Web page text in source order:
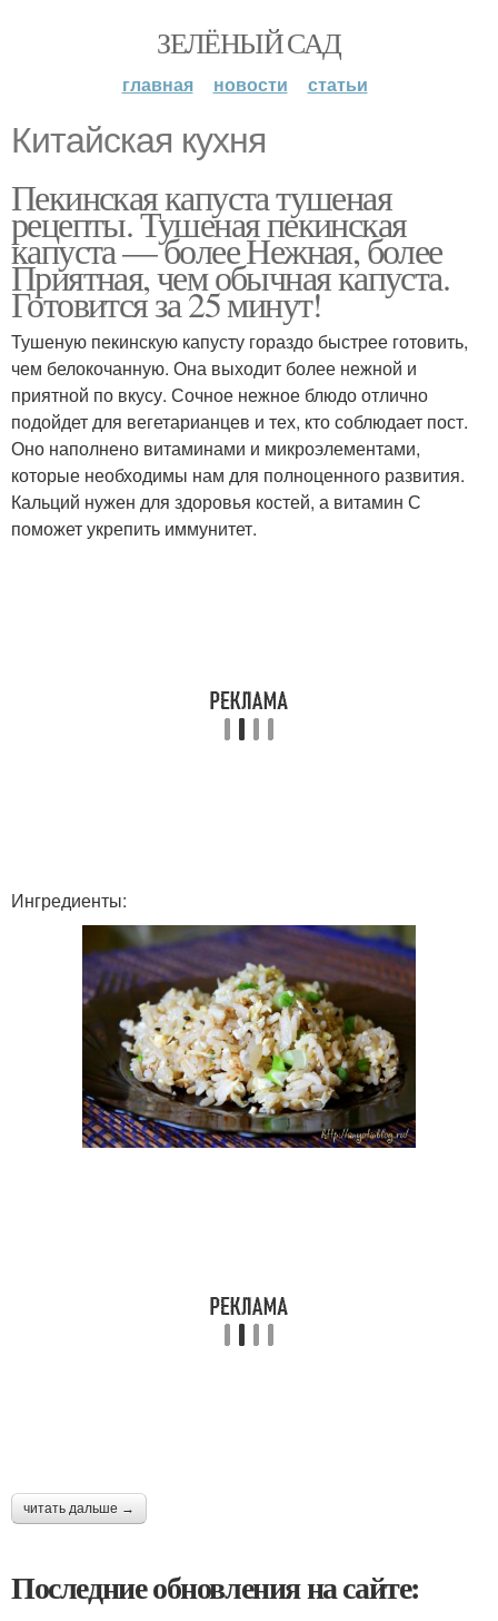
ЗЕЛЁНЫЙ САД
главная новости статьи
Китайская кухня
Пекинская капуста тушеная
рецепты. Тушеная пекинская
капуста — более Нежная, более
Приятная, чем обычная капуста.
Готовится за 25 минут!
Тушеную пекинскую капусту гораздо быстрее готовить,
чем белокочанную. Она выходит более нежной и
приятной по вкусу. Сочное нежное блюдо отлично
подойдет для вегетарианцев и тех, кто соблюдает пост.
Оно наполнено витаминами и микроэлементами,
которые необходимы нам для полноценного развития.
Кальций нужен для здоровья костей, а витамин С
поможет укрепить иммунитет.
Ингредиенты:
читать дальше →
Последние обновления на сайте: